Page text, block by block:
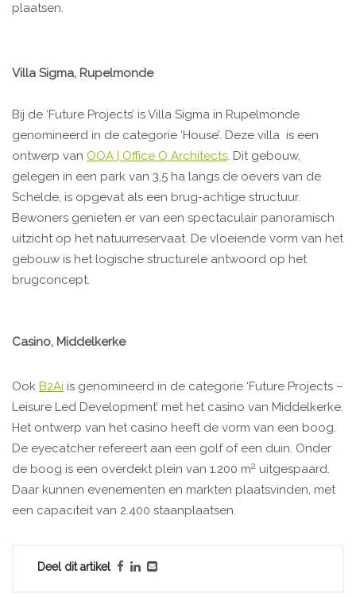
plaatsen.
Villa Sigma, Rupelmonde
Bij de ‘Future Projects’ is Villa Sigma in Rupelmonde
genomineerd in de categorie ‘House’. Deze villa is een
ontwerp van OOA | Office O Architects. Dit gebouw,
gelegen in een park van 3,5 ha langs de oevers van de
Schelde, is opgevat als een brug-achtige structuur.
Bewoners genieten er van een spectaculair panoramisch
uitzicht op het natuurreservaat. De vloeiende vorm van het
gebouw is het logische structurele antwoord op het
brugconcept.
Casino, Middelkerke
Ook B2Ai is genomineerd in de categorie ‘Future Projects –
Leisure Led Development’ met het casino van Middelkerke.
Het ontwerp van het casino heeft de vorm van een boog.
De eyecatcher refereert aan een golf of een duin. Onder
de boog is een overdekt plein van 1.200 m2 uitgespaard.
Daar kunnen evenementen en markten plaatsvinden, met
een capaciteit van 2.400 staanplaatsen.
Deel dit artikel